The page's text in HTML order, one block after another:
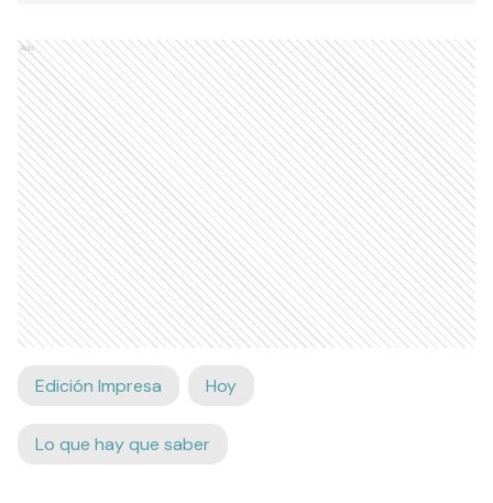
Ads
Edición Impresa Hoy
Lo que hay que saber